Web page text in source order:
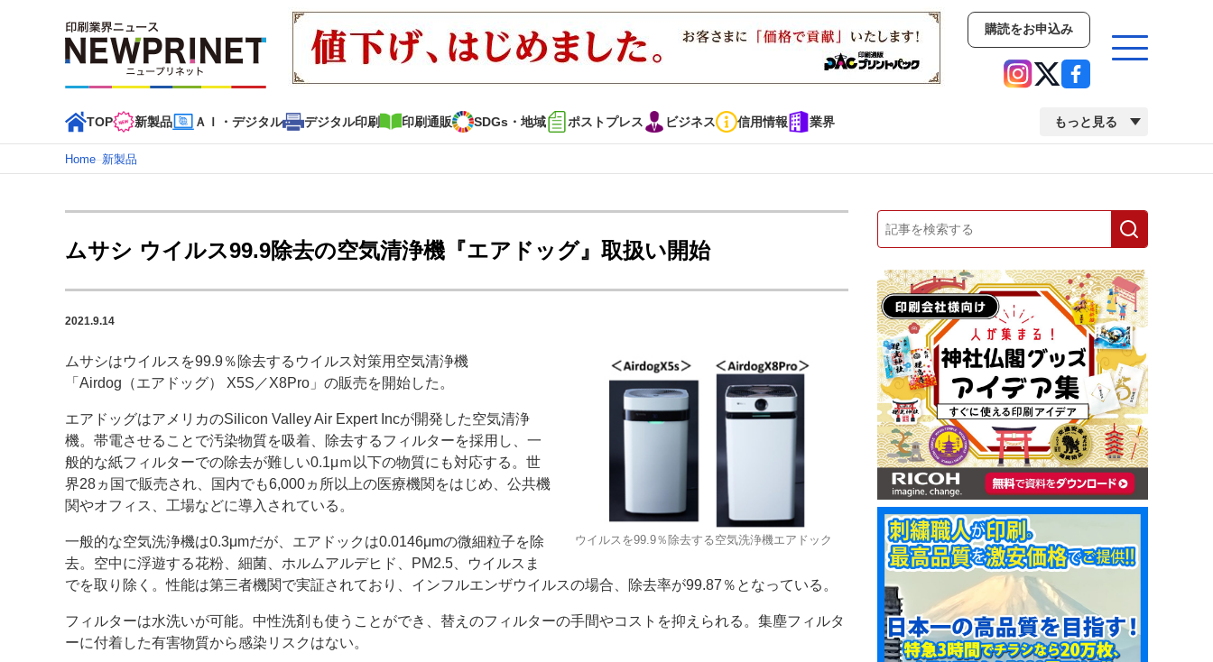
購読をお申込み
TOP 新製品 ＡＩ・デジタル デジタル印刷 印刷通販 SDGs・地域 ポストプレス ビジネス 信用情報 業界 もっと見る
イベント
インデックス
TOP 新着記事 特集記事 動画コンテンツ インタビュー コレクション
カテゴリー一覧
新商品 新製品 ＡＩ・デジタル デジタル印刷 印刷通販 SDGs・地域 ポストプレス ビジネス イベント 信用情報 業界 市場・統計 人事・移転・異動・訃報
特集記事カテゴリー一覧
2022 見える化・MIS特集 特集・デジタル印刷 アイデアで勝負！ ～多様なビジネス・多彩な商材～ JAPAN PACK 2023 特集 中古印刷機・製本機特集
2022 検査・校正特集
特集・デジタル印刷 ～ 新成長軌道を描く
案内
発刊案内 JFPI印刷用語集 印刷機材年鑑
会社案内 購読・購入申し込み サイトポリシー お問い合わせ
Home–新製品
ムサシ ウイルス99.9除去の空気清浄機『エアドッグ』取扱い開始
2021.9.14
ウイルスを99.9％除去する空気洗浄機エアドック
ムサシはウイルスを99.9％除去するウイルス対策用空気清浄機
「Airdog（エアドッグ） X5S／X8Pro」の販売を開始した。
エアドッグはアメリカのSilicon Valley Air Expert Incが開発した空気清浄
機。帯電させることで汚染物質を吸着、除去するフィルターを採用し、一
般的な紙フィルターでの除去が難しい0.1μｍ以下の物質にも対応する。世
界28ヵ国で販売され、国内でも6,000ヵ所以上の医療機関をはじめ、公共機
関やオフィス、工場などに導入されている。
一般的な空気洗浄機は0.3μmだが、エアドックは0.0146μmの微細粒子を除
去。空中に浮遊する花粉、細菌、ホルムアルデヒド、PM2.5、ウイルスま
でを取り除く。性能は第三者機関で実証されており、インフルエンザウイルスの場合、除去率が99.87％となっている。
フィルターは水洗いが可能。中性洗剤も使うことができ、替えのフィルターの手間やコストを抑えられる。集塵フィルタ
ーに付着した有害物質から感染リスクはない。